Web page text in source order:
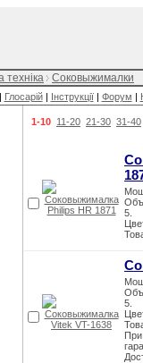
техніка Соковыжималки
Глосарій| Інструкції| Форум |
1-10 11-20 21-30 31-40
5.
5.
При